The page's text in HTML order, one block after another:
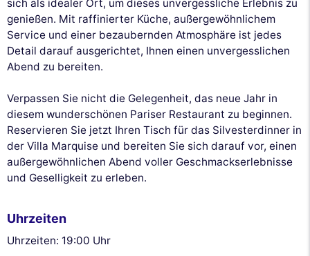
sich als idealer Ort, um dieses unvergessliche Erlebnis zu
genießen. Mit raffinierter Küche, außergewöhnlichem
Service und einer bezaubernden Atmosphäre ist jedes
Detail darauf ausgerichtet, Ihnen einen unvergesslichen
Abend zu bereiten.
Verpassen Sie nicht die Gelegenheit, das neue Jahr in
diesem wunderschönen Pariser Restaurant zu beginnen.
Reservieren Sie jetzt Ihren Tisch für das Silvesterdinner in
der Villa Marquise und bereiten Sie sich darauf vor, einen
außergewöhnlichen Abend voller Geschmackserlebnisse
und Geselligkeit zu erleben.
Uhrzeiten
Uhrzeiten: 19:00 Uhr